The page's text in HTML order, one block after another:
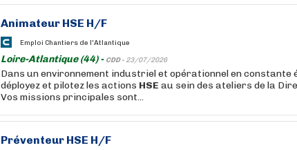
Animateur HSE H/F
Emploi Chantiers de l'Atlantique
Loire-Atlantique (44) - CDD - 23/07/2026
Dans un environnement industriel et opérationnel en constante
déployez et pilotez les actions HSE au sein des ateliers de la
Vos missions principales sont...
Préventeur HSE H/F